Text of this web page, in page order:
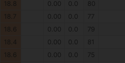
18.8 0.00 0.0
80
18.7 0.00 0.0
77
18.6 0.00 0.0
79
18.4 0.00 0.0
81
18.6 0.00 0.0
75